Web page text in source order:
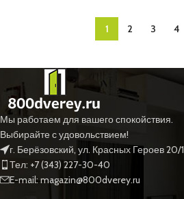
1 2 3 4
Мы работаем для вашего спокойствия.
Выбирайте с удовольствием!
г. Берёзовский, ул. Красных Героев 20/1
Тел: +7 (343) 227-30-40
E-mail: magazin@800dverey.ru